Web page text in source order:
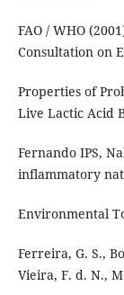
FAO / WHO
Consultation on
Properties of
Live Lactic Acid
Fernando IPS,
inflammatory
Environmental
Ferreira, G. S.,
Vieira, F. d. N.,